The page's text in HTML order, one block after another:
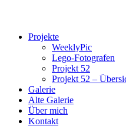
Projekte
WeeklyPic
Lego-Fotografen
Projekt 52
Projekt 52 –
Galerie
Alte Galerie
Über mich
Kontakt